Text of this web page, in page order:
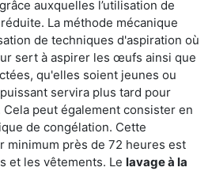
auxquelles l’utilisation de
La méthode mécanique
de techniques d'aspiration où
sert à aspirer les œufs ainsi que
qu'elles soient jeunes ou
servira plus tard pour
Cela peut également consister en
de congélation. Cette
minimum près de 72 heures est
et les vêtements. Le lavage à la